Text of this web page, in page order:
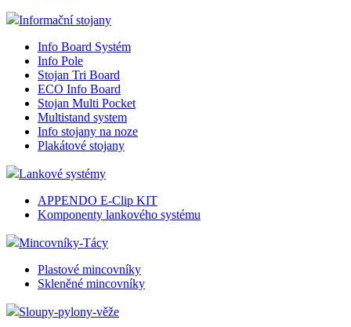
Informační stojany
Info Board Systém
Info Pole
Stojan Tri Board
ECO Info Board
Stojan Multi Pocket
Multistand system
Info stojany na noze
Plakátové stojany
Lankové systémy
APPENDO E-Clip KIT
Komponenty lankového systému
Mincovníky-Tácy
Plastové mincovníky
Skleněné mincovníky
Sloupy-pylony-věže